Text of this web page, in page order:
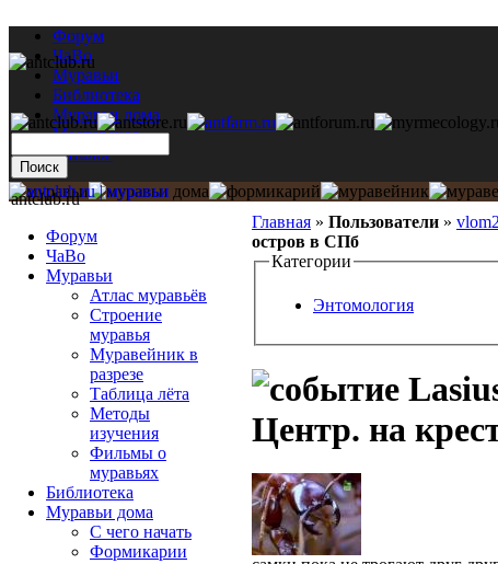
Форум
ЧаВо
Муравьи
Библиотека
Муравьи дома
Мастерская
Каталог
Главная » Пользователи »
остров в СПб
Категории
Энтомология
Центр. на
antclub.ru
Форум
ЧаВо
Муравьи
Атлас муравьёв
Строение
муравья
Муравейник в
разрезе
Таблица лёта
Методы
изучения
Фильмы о
муравьях
Библиотека
Муравьи дома
С чего начать
Формикарии